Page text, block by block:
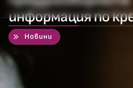
информация по
50%
Новини